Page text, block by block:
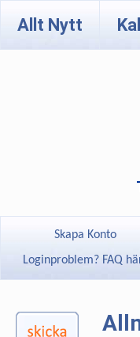
Allt Nytt
Skapa Konto
Loginproblem? FAQ